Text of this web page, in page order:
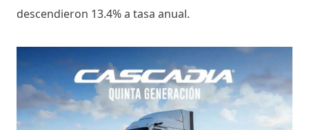
descendieron 13.4% a tasa anual.